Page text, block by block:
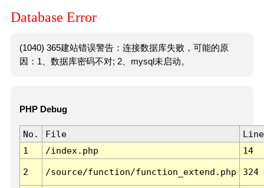
Database Error
(1040) 365建站错误警告：连接数据库失败，可能的原
因：1、数据库密码不对; 2、mysql未启动。
PHP Debug
No. File
Line
1
/index.php 14
2 /source/function/function_extend.php 324